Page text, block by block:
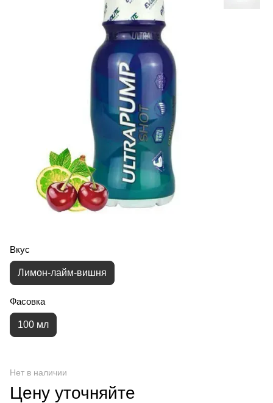
Вкус
Лимон-лайм-вишня
Фасовка
100 мл
Нет в наличии
Цену уточняйте